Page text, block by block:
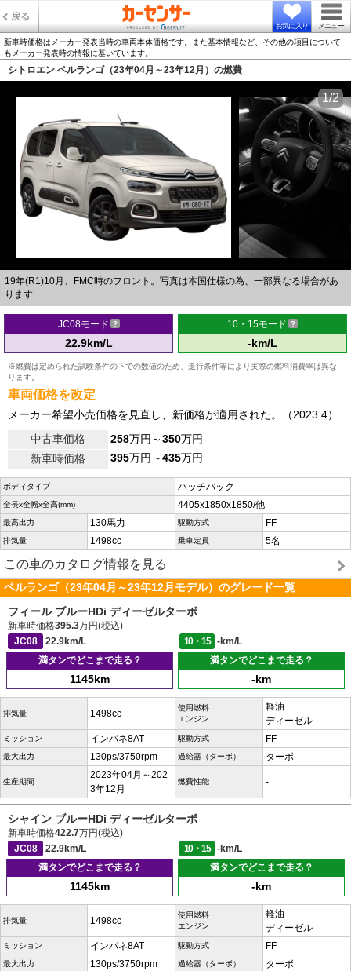
戻る
お気に入り メニュー
新車時価格はメーカー発表当時の車両本体価格です。また基本情報など、その他の項目について
もメーカー発表時の情報に基いています。
シトロエン ベルランゴ（23年04月～23年12月）の燃費
19年(R1)10月、FMC時のフロント。写真は本国仕様の為、一部異なる場合があ
ります
1/2
JC08モード
22.9km/L
10・15モード
-km/L
※燃費は定められた試験条件の下での数値のため、走行条件等により実際の燃料消費率は異な
ります。
車両価格を改定
メーカー希望小売価格を見直し、新価格が適用された。（2023.4）
中古車価格
258万円～350万円
新車時価格
395万円～435万円
ボディタイプ ハッチバック
全長x全幅x全高(mm) 4405x1850x1850/他
最高出力 130馬力 駆動方式 FF
排気量 1498cc 乗車定員 5名
この車のカタログ情報を見る
ベルランゴ（23年04月～23年12月モデル）のグレード一覧
フィール ブルーHDi ディーゼルターボ
新車時価格395.3万円(税込)
JC08
22.9km/L 10・15
-km/L
満タンでどこまで走る？
1145km
満タンでどこまで走る？
-km
排気量 1498cc
使用燃料
エンジン
軽油
ディーゼル
ミッション インパネ8AT 駆動方式 FF
最大出力 130ps/3750rpm 過給器（ターボ） ターボ
生産期間
2023年04月～202
3年12月
燃費性能 -
シャイン ブルーHDi ディーゼルターボ
新車時価格422.7万円(税込)
JC08
22.9km/L 10・15
-km/L
満タンでどこまで走る？
1145km
満タンでどこまで走る？
-km
排気量 1498cc
使用燃料
エンジン
軽油
ディーゼル
ミッション インパネ8AT 駆動方式 FF
最大出力 130ps/3750rpm 過給器（ターボ） ターボ